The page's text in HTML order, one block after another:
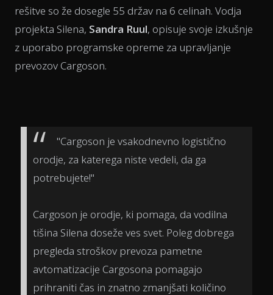
rešitve so že dosegle 55 držav na 6 celinah. Vodja
projekta Silena, Sandra Ruul, opisuje svoje izkušnje
z uporabo programske opreme za upravljanje
prevozov Cargoson.
"Cargoson je vsakodnevno logistično
orodje, za katerega niste vedeli, da ga
potrebujete!"
Cargoson je orodje, ki pomaga, da vodilna
tišina Silena doseže ves svet. Poleg dobrega
pregleda stroškov prevoza pametne
avtomatizacije Cargosona pomagajo
prihraniti čas in znatno zmanjšati količino